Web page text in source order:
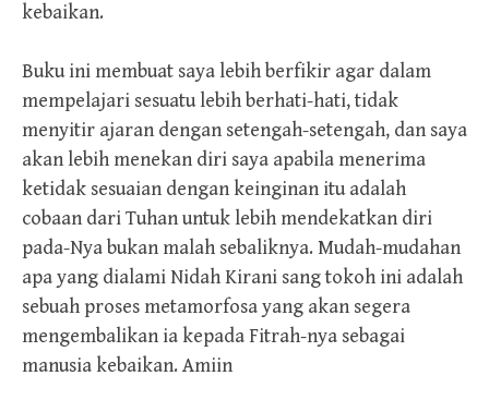
kebaikan.
Buku ini membuat saya lebih berfikir agar dalam
mempelajari sesuatu lebih berhati-hati, tidak
menyitir ajaran dengan setengah-setengah, dan saya
akan lebih menekan diri saya apabila menerima
ketidak sesuaian dengan keinginan itu adalah
cobaan dari Tuhan untuk lebih mendekatkan diri
pada-Nya bukan malah sebaliknya. Mudah-mudahan
apa yang dialami Nidah Kirani sang tokoh ini adalah
sebuah proses metamorfosa yang akan segera
mengembalikan ia kepada Fitrah-nya sebagai
manusia kebaikan. Amiin